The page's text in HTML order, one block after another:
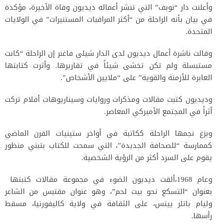
وأعلنت دار “نوبف” التي تنشر أعماله ديديون وفاة الأخيرة، مؤكدة
في بيان بأنه الراحلة من “أكثر المراقبات المستنيرات” في الولايات
المتحدة.
وقالت ناشرة أعمال ديديون لدى الدار شيلي فاغنر إن الراحلة “كانت
مستبسلة ولم تكن تخشى شيئاً في تقاريرها. وأثرت كتابتها
العابرة للأزمنة والقوية” على “ملايين الأشخاص”.
وديديون كتبت مقالات ومذكرات وروايات وسيناريوهات أفلام تركت
أثراً في المجتمع الأميركي المعاصر.
وبزغ نجمها الراحلة ككاتبة في أواخر ستينيات القرن الماضي
كممارسة “للصحافة الجديدة”، التي سمحت للكتاب بتبني منظور
يقوم على السرد أكثر من الرؤية الشخصية.
وعام 1968،ألقت ديديون الضوء في مجموعة مقالات كتبتها
بعنوان “التسكع نحو بيت لحم”، وهو عنوان مقتبس من الشاعر
وليام باتلر ييتس، على الثقافة في ولاية كاليفورنيا، مسقط
رأسها.